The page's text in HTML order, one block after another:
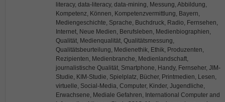
literacy, data-literacy, data-mining, Messung, Abbildung,
Kompetenz, Können, Kompetenzvermittlung, Bayern,
Mediengeschichte, Sprache, Buchdruck, Radio, Fernsehen,
Internet, Neue Medien, Berufsleben, Medienbiographien,
Qualität, Medienqualität, Qualitätsmessung,
Qualitätsbeurteilung, Medienethik, Ethik, Produzenten,
Rezipienten, Medienbranche, Medienlandschaft,
journalistische Qualität, Smartphone, Handy, Fernseher, JIM-
Studie, KIM-Studie, Spielplatz, Bücher, Printmedien, Lesen,
virtuelle, Social-Media, Computer, Kinder, Jugendliche,
Erwachsene, Mediale Gefahren, International Computer and